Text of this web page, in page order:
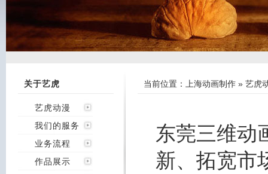
关于艺虎
艺虎动漫
我们的服务
业务流程
作品展示
当前位置： 上海动画制作 » 艺虎
东莞三维动
新、拓宽市